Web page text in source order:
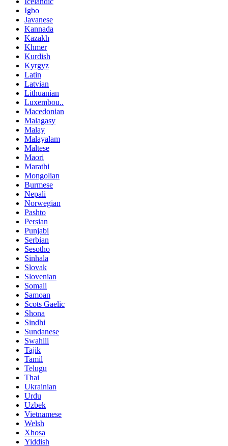
Igbo
Javanese
Kannada
Kazakh
Khmer
Kurdish
Kyrgyz
Latin
Latvian
Lithuanian
Luxembou..
Macedonian
Malagasy
Malay
Malayalam
Maltese
Maori
Marathi
Mongolian
Burmese
Nepali
Norwegian
Pashto
Persian
Punjabi
Serbian
Sesotho
Sinhala
Slovak
Slovenian
Somali
Samoan
Scots Gaelic
Shona
Sindhi
Sundanese
Swahili
Tajik
Tamil
Telugu
Thai
Ukrainian
Urdu
Uzbek
Vietnamese
Welsh
Xhosa
Yiddish